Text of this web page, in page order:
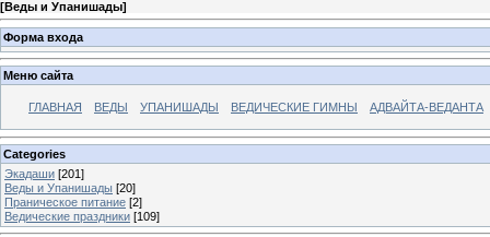
[Веды и Упанишады]
Форма входа
Меню сайта
ГЛАВНАЯ ВЕДЫ УПАНИШАДЫ ВЕДИЧЕСКИЕ ГИМНЫ АДВАЙТА-ВЕДАНТА
Categories
Экадаши [201]
Веды и Упанишады [20]
Праническое питание [2]
Ведические праздники [109]